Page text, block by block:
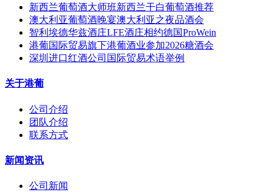
新西兰葡萄酒大师班新西兰干白葡萄酒推荐
澳大利亚葡萄酒晚宴澳大利亚之夜品酒会
智利埃德华兹酒庄LFE酒庄相约德国ProWein
港葡国际贸易旗下港葡酒业参加2026糖酒会
深圳进口红酒公司国际贸易术语举例
关于港葡
公司介绍
团队介绍
联系方式
新闻资讯
公司新闻